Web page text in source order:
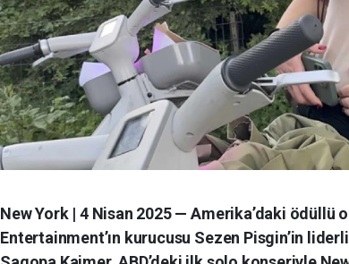
New York | 4 Nisan 2025 — Amerika’daki ödüllü
Entertainment’ın kurucusu Sezen Pisgin’in